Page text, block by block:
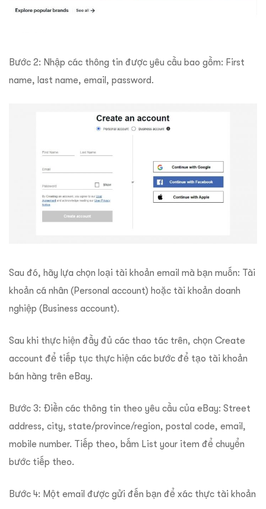
Bước 2: Nhập các thông tin được yêu cầu bao gồm: First
name, last name, email, password.
Sau đó, hãy lựa chọn loại tài khoản email mà bạn muốn: Tài
khoản cá nhân (Personal account) hoặc tài khoản doanh
nghiệp (Business account).
Sau khi thực hiện đầy đủ các thao tác trên, chọn Create
account để tiếp tục thực hiện các bước để tạo tài khoản
bán hàng trên eBay.
Bước 3: Điền các thông tin theo yêu cầu của eBay: Street
address, city, state/province/region, postal code, email,
mobile number. Tiếp theo, bấm List your item để chuyển
bước tiếp theo.
Bước 4: Một email được gửi đến bạn để xác thực tài khoản